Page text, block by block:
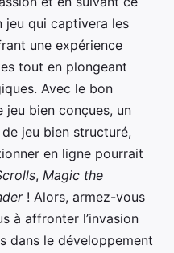
jeu qui captivera les
une expérience
tout en plongeant
Avec le bon
jeu bien conçues, un
jeu bien structuré,
en ligne pourrait
, Magic the
! Alors, armez-vous
à affronter l’invasion
dans le développement